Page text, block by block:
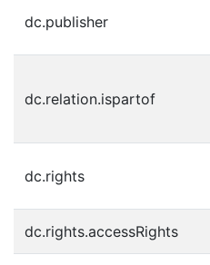
dc.publisher
dc.relation.ispartof
dc.rights
dc.rights.accessRights